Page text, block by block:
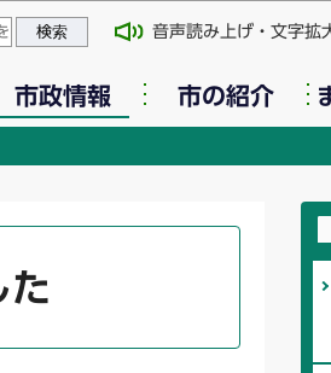
音声読み上げ・文字拡
市政情報 市の紹介
た